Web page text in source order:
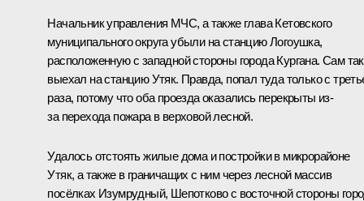
Начальник управления МЧС, а также глава Кетовского
муниципального округа убыли на станцию Логоушка,
расположенную с западной стороны города Кургана. Сам
выехал на станцию Утяк. Правда, попал туда только с
раза, потому что оба проезда оказались перекрыты из-
за перехода пожара в верховой лесной.
Удалось отстоять жилые дома и постройки в микрорайоне
Утяк, а также в граничащих с ним через лесной массив
посёлках Изумрудный, Шепотково с восточной стороны